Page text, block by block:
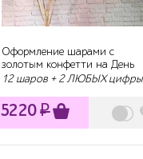
Оформление шарами с
золотым конфетти на День
рождения
12 шаров + 2 ЛЮБЫХ цифры
5220₽